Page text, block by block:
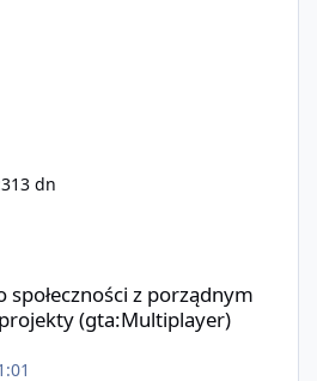
3 dn
z porządnym
(gta:Multiplayer)